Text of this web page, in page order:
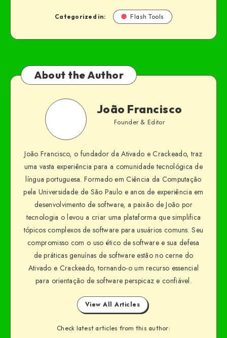
Categorized in: Flash Tools
About the Author
João Francisco
Founder & Editor
João Francisco, o fundador da Ativado e Crackeado, traz
uma vasta experiência para a comunidade tecnológica de
língua portuguesa. Formado em Ciência da Computação
pela Universidade de São Paulo e anos de experiência em
desenvolvimento de software, a paixão de João por
tecnologia o levou a criar uma plataforma que simplifica
tópicos complexos de software para usuários comuns. Seu
compromisso com o uso ético de software e sua defesa
de práticas genuínas de software estão no cerne do
Ativado e Crackeado, tornando-o um recurso essencial
para orientação de software perspicaz e confiável.
View All Articles
Check latest articles from this author: